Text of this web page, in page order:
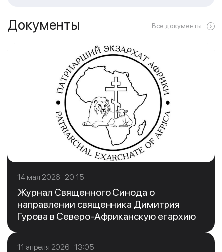
Документы Все документы
14 мая 2026 20:15
Журнал Священного Синода о
направлении священника Димитрия
Гурова в Северо-Африканскую епархию
11 апреля 2026 13:05